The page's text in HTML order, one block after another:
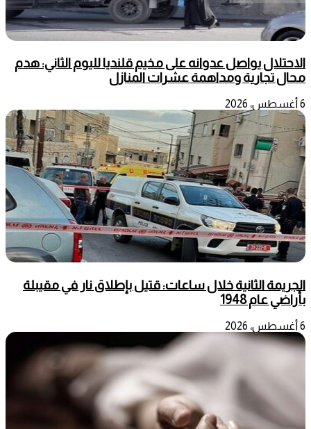
الاحتلال يواصل عدوانه على مخيم قلنديا لليوم الثاني: هدم
محال تجارية ومداهمة عشرات المنازل
6 أغسطس، 2026
الجريمة الثانية خلال ساعات: قتيل بإطلاق نار في مقيبلة
بأراضي عام 1948
6 أغسطس، 2026